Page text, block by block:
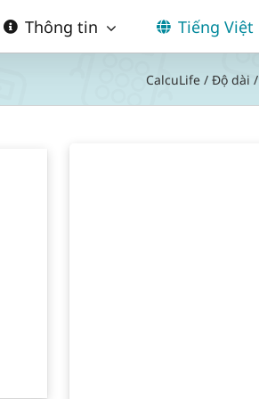
Thông tin Tiếng Việt
CalcuLife / Độ dài /